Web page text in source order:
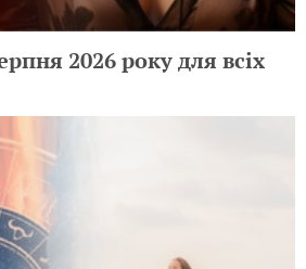
2026 року для всіх